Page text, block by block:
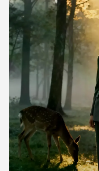
เครื่องมืออื่น ๆ
ดูทุ
เทมเพลต
วิดีโออวัตาร์
วิดีโอ AI
รูปถ่าย